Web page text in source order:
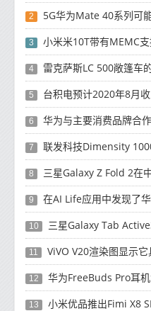
2 5G华为Mate 40系列可
3 小米米10T带有MEMC
4 雷克萨斯LC 500敞篷车
5 台积电预计2020年8月
6 华为与主要消费品牌合作，在中
7 联发科技Dimensity
8 三星Galaxy Z Fold 2在
9 在AI Life应用中发现了
10 三星Galaxy Tab Active3
11 ViVO V20渲染图显示它具
12 华为FreeBuds Pro耳
13 小米优品推出Fimi X8